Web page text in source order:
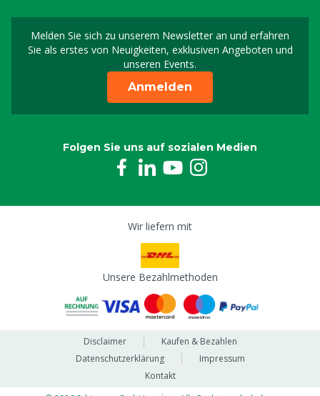
Melden Sie sich zu unserem Newsletter an und erfahren
Sie als erstes von Neuigkeiten, exklusiven Angeboten und
unseren Events.
Melden Sie sich für
Anmelden
Folgen Sie uns auf sozialen Medien
Wir liefern mit
Unsere Bezahlmethoden
Disclaimer
Kaufen & Bezahlen
Datenschutzerklärung
Impressum
Kontakt